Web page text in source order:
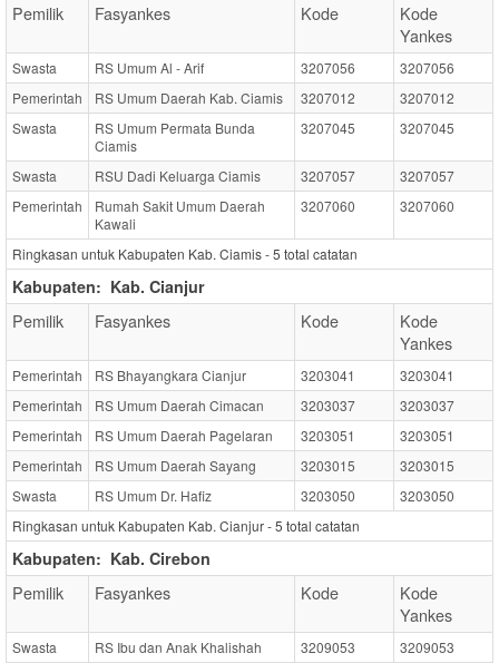
Pemilik Fasyankes Kode
Kode
Yankes
Swasta RS Umum Al - Arif 3207056
3207056
Pemerintah
RS Umum Daerah Kab. Ciamis 3207012
3207012
Swasta
RS Umum Permata Bunda
Ciamis
3207045 3207045
Swasta RSU Dadi Keluarga Ciamis 3207057
3207057
Pemerintah
Rumah Sakit Umum Daerah
Kawali
3207060 3207060
Ringkasan untuk Kabupaten Kab. Ciamis -5 total catatan
Kabupaten: Kab. Cianjur
Pemilik Fasyankes Kode
Kode
Yankes
Pemerintah RS Bhayangkara Cianjur 3203041
3203041
Pemerintah
RS Umum Daerah Cimacan 3203037
3203037
Pemerintah
RS Umum Daerah Pagelaran 3203051
3203051
Pemerintah
RS Umum Daerah Sayang 3203015
3203015
Swasta
RS Umum Dr. Hafiz 3203050
3203050
Ringkasan untuk Kabupaten Kab. Cianjur -5 total catatan
Kabupaten: Kab. Cirebon
Pemilik Fasyankes Kode
Kode
Yankes
Swasta RS Ibu dan Anak Khalishah 3209053
3209053